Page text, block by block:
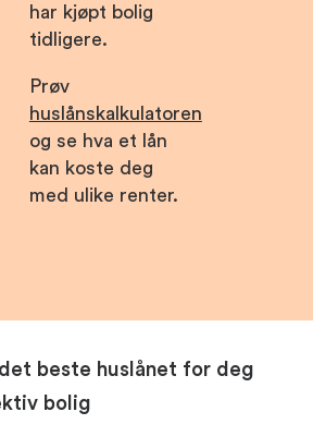
har kjøpt bolig
tidligere.
Prøv
huslånskalkulatoren
og se hva et lån
kan koste deg
med ulike renter.
beste huslånet for deg
bolig